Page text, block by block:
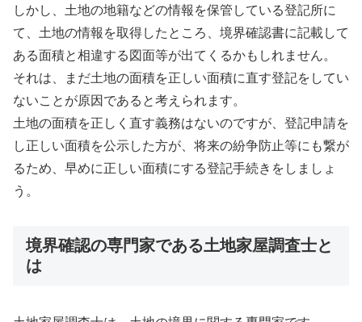
しかし、土地の地籍などの情報を保管している登記所に
て、土地の情報を取得したところ、境界確認書に記載して
ある面積と相違する図面等が出てくるかもしれません。
それは、まだ土地の面積を正しい面積に直す登記をしてい
ないことが原因であると考えられます。
土地の面積を正しく直す義務はないのですが、登記申請を
し正しい面積を公示した方が、将来の紛争防止等にも繋が
るため、早めに正しい面積にする登記手続きをしましょ
う。
境界確認の専門家である土地家屋調査士と
は